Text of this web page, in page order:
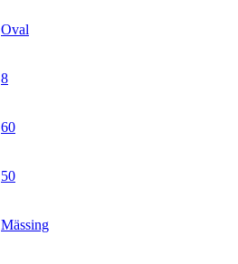
Oval
8
60
50
Mässing